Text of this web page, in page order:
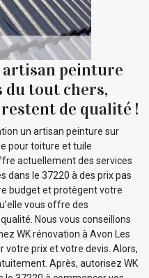
peinture
du tout chers,
de qualité !
un artisan peinture sur
pour toiture et tuile
actuellement des services
dans le 37220 à des prix pas
budget et protègent votre
vous offre des
Nous vous conseillons
WK rénovation à Avon Les
votre prix et votre devis. Alors,
Après, autorisez WK